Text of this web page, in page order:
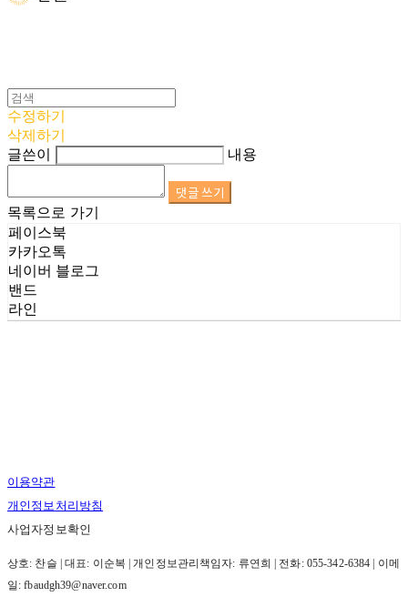
수정하기
삭제하기
글쓴이
내용
댓글 쓰기
목록으로 가기
페이스북
카카오톡
네이버 블로그
밴드
라인
이용약관
개인정보처리방침
사업자정보확인
상호: 찬슬 | 대표: 이순복 | 개인정보관리책임자: 류연희 | 전화: 055-342-6384 | 이메
일: fbaudgh39@naver.com